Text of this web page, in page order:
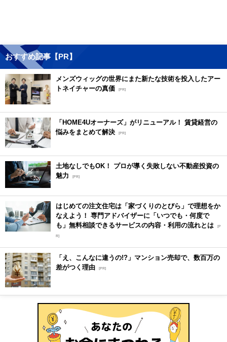
おすすめ記事【PR】
メンズウィッグの世界にまた新たな技術を投入したアー
トネイチャーの真価 [PR]
「HOME4Uオーナーズ」がリニューアル！ 賃貸経営の
悩みをまとめて解決 [PR]
土地なしでもOK！ プロが導く失敗しない不動産投資の
魅力
[PR]
はじめての注文住宅は「家づくりのとびら」で理想をか
なえよう！ 専門アドバイザーに「いつでも・何度で
も」無料相談できるサービスの内容・利用の流れとは [P
R]
「え、こんなに違うの!?」マンション売却で、数百万の
差がつく理由 [PR]